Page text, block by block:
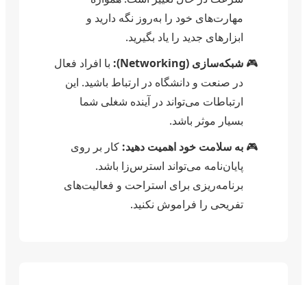
مهارت‌های خود را به‌روز نگه دارید و
ابزارهای جدید را یاد بگیرید.
شبکه‌سازی (Networking):
با افراد فعال
در صنعت و دانشگاه در ارتباط باشید. این
ارتباطات می‌تواند در آینده شغلی شما
بسیار موثر باشد.
به سلامت خود اهمیت دهید: کار بر روی
پایان‌نامه می‌تواند استرس‌زا باشد.
برنامه‌ریزی برای استراحت و فعالیت‌های
تفریحی را فراموش نکنید.